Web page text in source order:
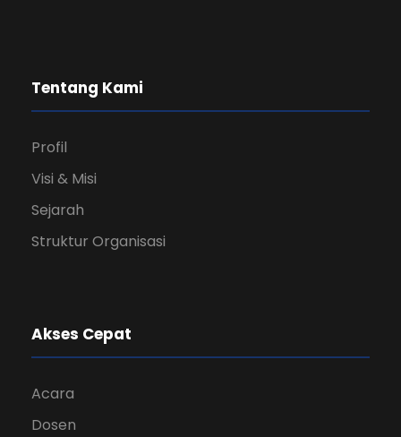
Tentang Kami
Profil
Visi & Misi
Sejarah
Struktur Organisasi
Akses Cepat
Acara
Dosen